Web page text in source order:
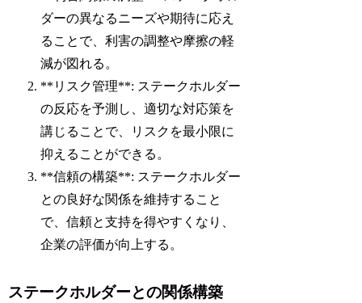
ダーの異なるニーズや期待に応え
ることで、利害の調整や摩擦の軽
減が図れる。
**リスク管理**: ステークホルダー
の反応を予測し、適切な対応策を
講じることで、リスクを最小限に
抑えることができる。
**信頼の構築**: ステークホルダー
との良好な関係を維持すること
で、信頼と支持を得やすくなり、
企業の評価が向上する。
ステークホルダーとの関係構築